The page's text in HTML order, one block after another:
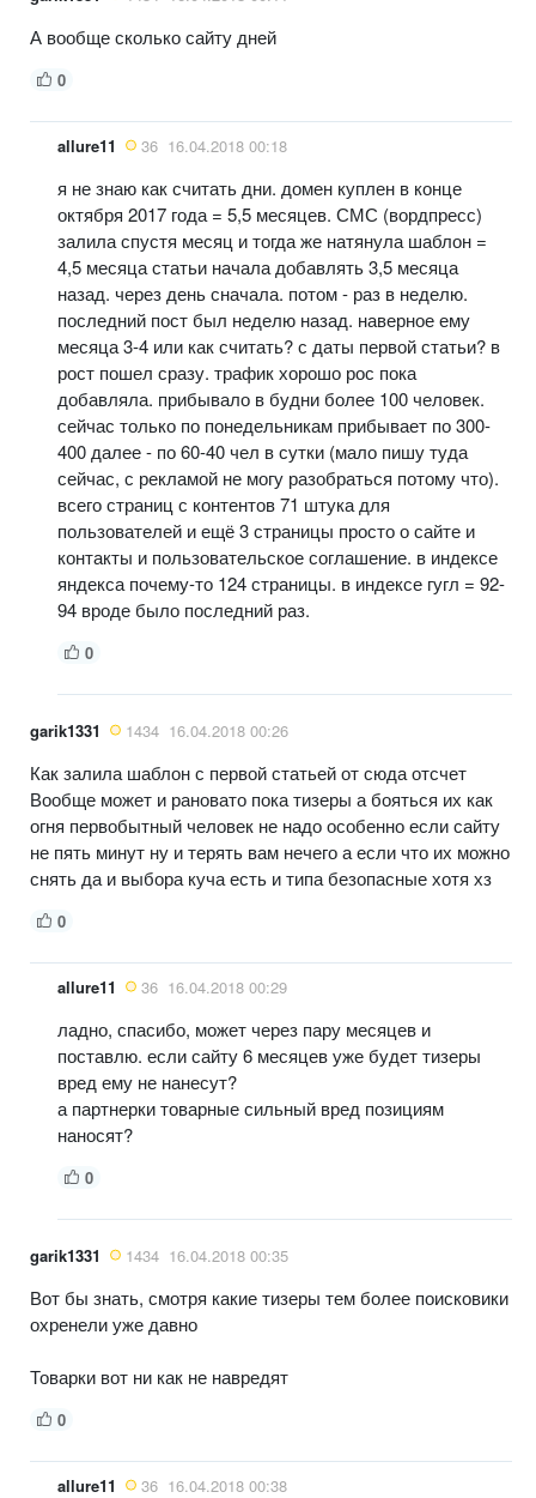
А вообще сколько сайту дней
0
allure11 36 16.04.2018 00:18
я не знаю как считать дни. домен куплен в конце
октября 2017 года = 5,5 месяцев. СМС (вордпресс)
залила спустя месяц и тогда же натянула шаблон =
4,5 месяца статьи начала добавлять 3,5 месяца
назад. через день сначала. потом - раз в неделю.
последний пост был неделю назад. наверное ему
месяца 3-4 или как считать? с даты первой статьи? в
рост пошел сразу. трафик хорошо рос пока
добавляла. прибывало в будни более 100 человек.
сейчас только по понедельникам прибывает по 300-
400 далее - по 60-40 чел в сутки (мало пишу туда
сейчас, с рекламой не могу разобраться потому что).
всего страниц с контентов 71 штука для
пользователей и ещё 3 страницы просто о сайте и
контакты и пользовательское соглашение. в индексе
яндекса почему-то 124 страницы. в индексе гугл = 92-
94 вроде было последний раз.
0
garik1331 1434 16.04.2018 00:26
Как залила шаблон с первой статьей от сюда отсчет
Вообще может и рановато пока тизеры а бояться их как
огня первобытный человек не надо особенно если сайту
не пять минут ну и терять вам нечего а если что их можно
снять да и выбора куча есть и типа безопасные хотя хз
0
allure11 36 16.04.2018 00:29
ладно, спасибо, может через пару месяцев и
поставлю. если сайту 6 месяцев уже будет тизеры
вред ему не нанесут?
а партнерки товарные сильный вред позициям
наносят?
0
garik1331 1434 16.04.2018 00:35
Вот бы знать, смотря какие тизеры тем более поисковики
охренели уже давно
Товарки вот ни как не навредят
0
allure11 36 16.04.2018 00:38